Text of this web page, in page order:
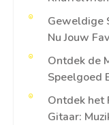
Geweldige
Nu Jouw
Ontdek de
Speelgoed
Ontdek het
Gitaar: